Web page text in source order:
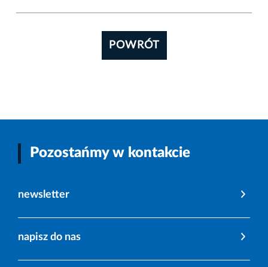
POWRÓT
Pozostańmy w kontakcie
newsletter
napisz do nas